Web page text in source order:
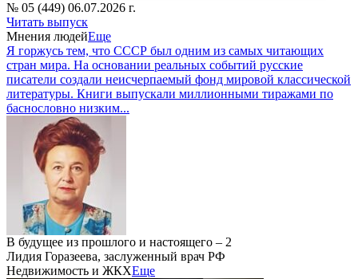
№ 05 (449) 06.07.2026 г.
Читать выпуск
Мнения людейЕще
Я горжусь тем, что СССР был одним из самых читающих
стран мира. На основании реальных событий русские
писатели создали неисчерпаемый фонд мировой классической
литературы. Книги выпускали миллионными тиражами по
баснословно низким...
В будущее из прошлого и настоящего – 2
Лидия Горазеева, заслуженный врач РФ
Недвижимость и ЖКХЕще